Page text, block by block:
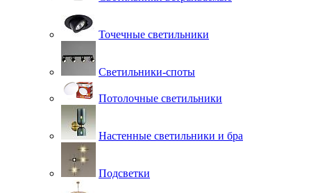
Точечные светильники
Светильники-споты
Потолочные светильники
Настенные светильники и бра
Подсветки